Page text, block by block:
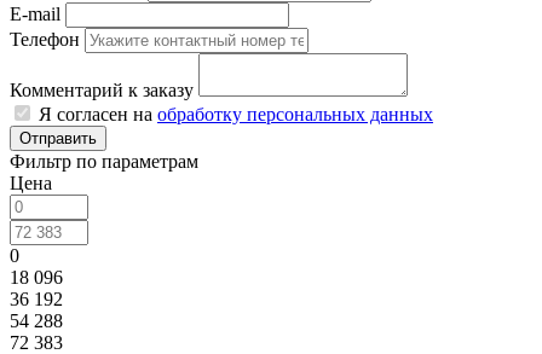
E-mail
Телефон
Комментарий к заказу
Я согласен на обработку персональных данных
Отправить
Фильтр по параметрам
Цена
0
18 096
36 192
54 288
72 383